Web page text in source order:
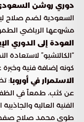
دوري روشن
السعودية لضم صلاح
مشروعها الرياضي
العودة إلى الدوري
“الكالتشيو” لاستعادة
كونه إضافة فنية وخبرة
الاستمرار في أوروبا:
عن كثب، طمعاً في
الفنية العالية
طوى محمد صلاح صفحة